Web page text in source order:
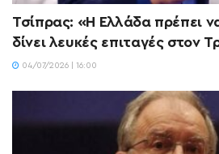
Τσίπρας: «Η Ελλάδα πρέπει
δίνει λευκές επιταγές στον
04/07/2026 | 16:00